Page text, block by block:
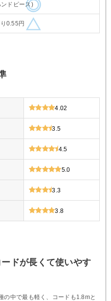
ドピース)
0.55円
4.02
3.5
4.5
5.0
3.3
3.8
ドが長くて使いやす
の中で最も軽く、コードも1.8mと